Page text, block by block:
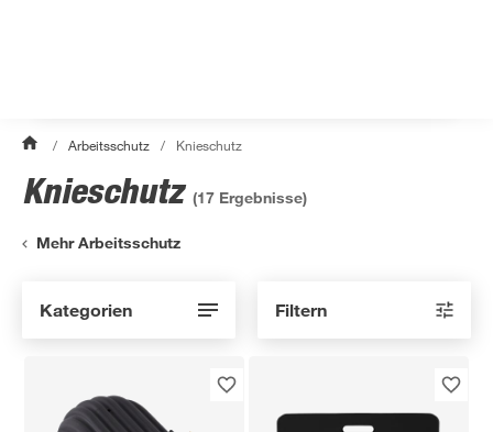
/ Arbeitsschutz / Knieschutz
Knieschutz (17 Ergebnisse)
Mehr Arbeitsschutz
Kategorien Filtern